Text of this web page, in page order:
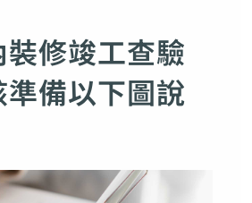
修竣工查驗
備以下圖說